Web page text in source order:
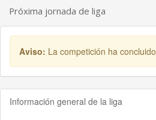
Próxima jornada de liga
Aviso: La competición ha concluido
Información general de la liga